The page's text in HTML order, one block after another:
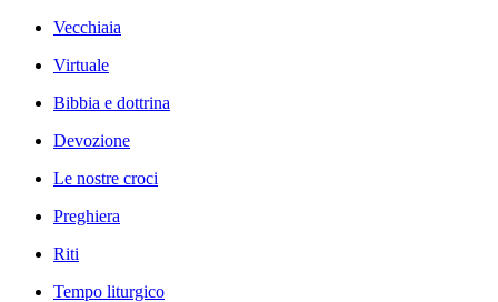
Vecchiaia
Virtuale
Bibbia e dottrina
Devozione
Le nostre croci
Preghiera
Riti
Tempo liturgico